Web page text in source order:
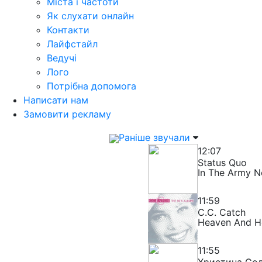
Як слухати онлайн
Контакти
Лайфстайл
Ведучі
Лого
Потрібна допомога
Написати нам
Замовити рекламу
Раніше звучали
12:07
Status Quo
In The Army
11:59
C.C. Catch
Heaven And
11:55